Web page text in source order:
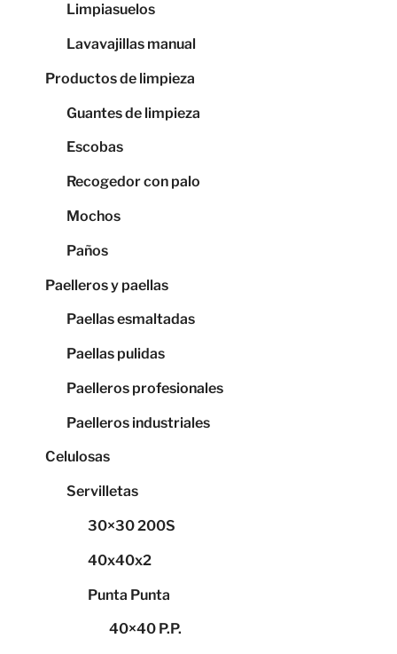
Limpiasuelos
Lavavajillas manual
Productos de limpieza
Guantes de limpieza
Escobas
Recogedor con palo
Mochos
Paños
Paelleros y paellas
Paellas esmaltadas
Paellas pulidas
Paelleros profesionales
Paelleros industriales
Celulosas
Servilletas
30×30 200S
40x40x2
Punta Punta
40×40 P.P.